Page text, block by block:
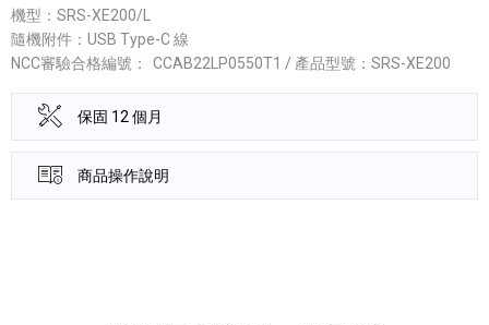
機型：SRS-XE200/L
隨機附件：USB Type-C 線
NCC審驗合格編號：
CCAB22LP0550T1 / 產品型號：SRS-XE200
保固 12 個月
商品操作說明